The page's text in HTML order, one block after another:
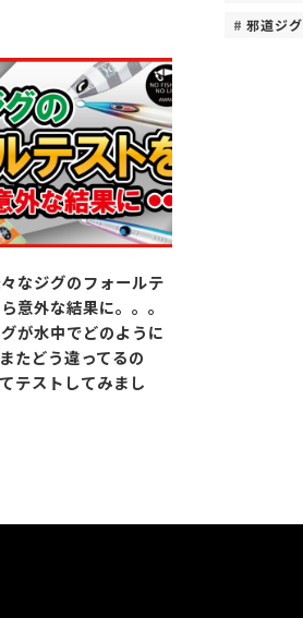
々なジグのフォールテ
意外な結果に。。。
が水中でどのように
たどう違ってるの
テストしてみまし
邪道ジグ